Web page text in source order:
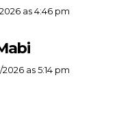
as 4:46 pm
as 5:14 pm